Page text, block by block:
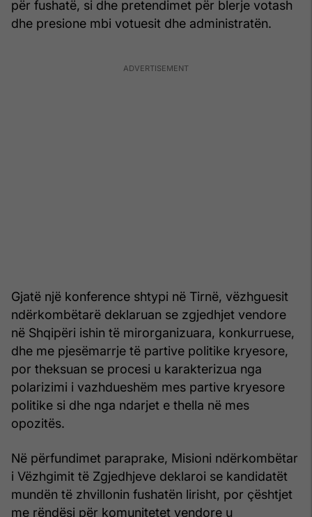
për fushatë, si dhe pretendimet për blerje votash
dhe presione mbi votuesit dhe administratën.
Gjatë një konference shtypi në Tirnë, vëzhguesit
ndërkombëtarë deklaruan se zgjedhjet vendore
në Shqipëri ishin të mirorganizuara, konkurruese,
dhe me pjesëmarrje të partive politike kryesore,
por theksuan se procesi u karakterizua nga
polarizimi i vazhdueshëm mes partive kryesore
politike si dhe nga ndarjet e thella në mes
opozitës.
Në përfundimet paraprake, Misioni ndërkombëtar
i Vëzhgimit të Zgjedhjeve deklaroi se kandidatët
mundën të zhvillonin fushatën lirisht, por çështjet
me rëndësi për komunitetet vendore u